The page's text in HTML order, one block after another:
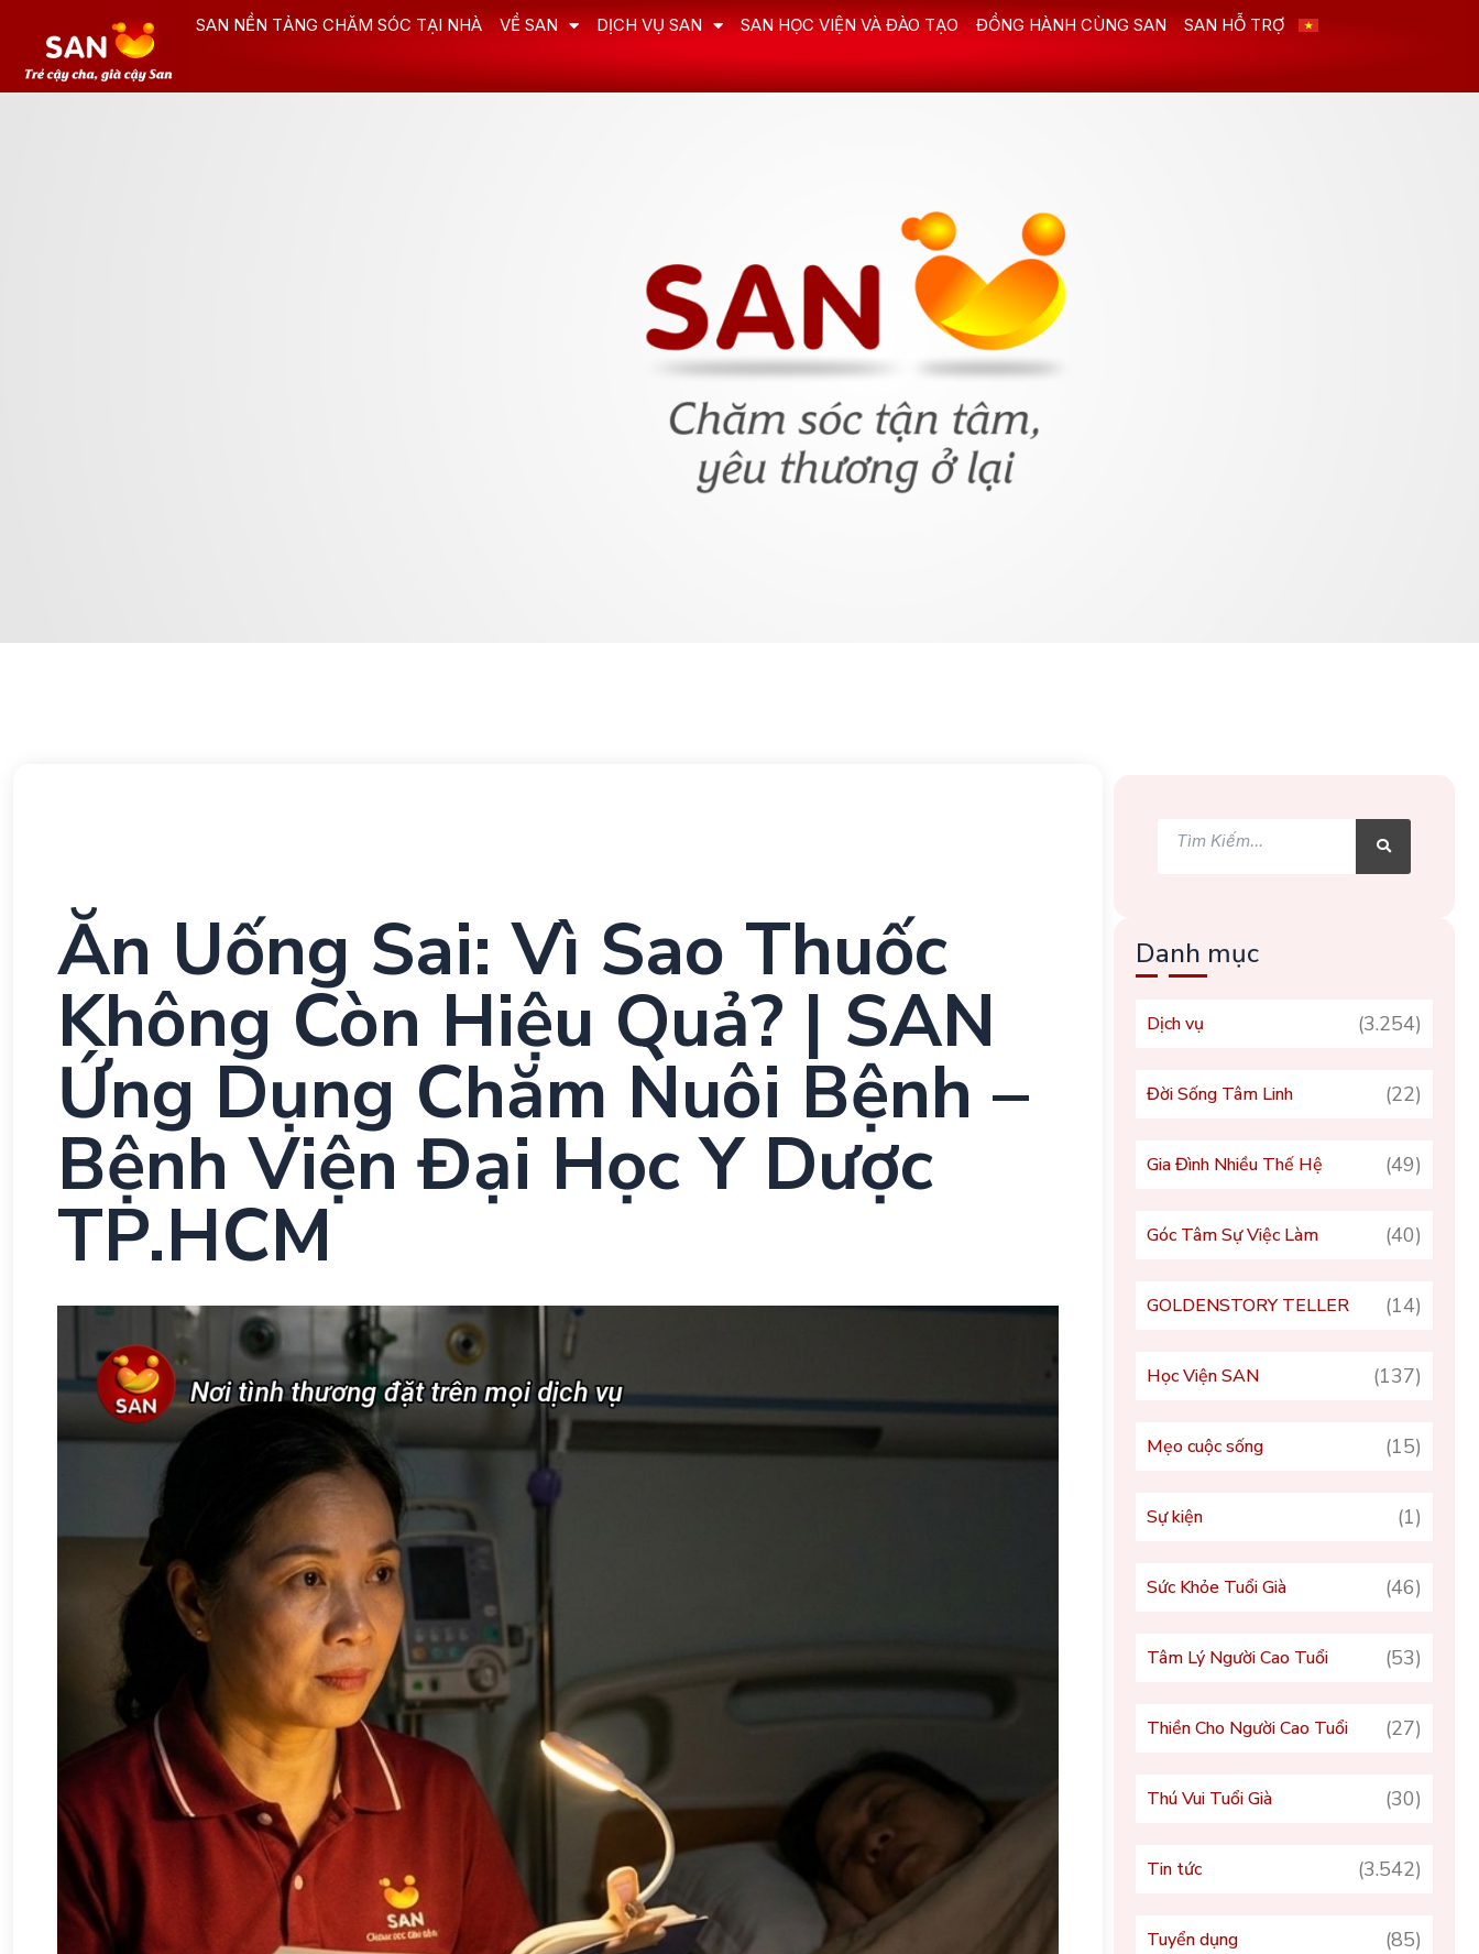
dung
SAN NỀN TẢNG CHĂM SÓC TẠI NHÀ VỀ SAN DỊCH VỤ SAN SAN HỌC VIỆN VÀ ĐÀO TẠO ĐỒNG HÀNH CÙNG SAN SAN HỖ TRỢ
Ăn Uống Sai: Vì Sao Thuốc
Không Còn Hiệu Quả? | SAN
Ứng Dụng Chăm Nuôi Bệnh –
Bệnh Viện Đại Học Y Dược
TP.HCM
kiếm
Tìm
Danh mục
Dịch vụ (3.254)
Đời Sống Tâm Linh (22)
Gia Đình Nhiều Thế Hệ (49)
Góc Tâm Sự Việc Làm (40)
GOLDENSTORY TELLER (14)
Học Viện SAN (137)
Mẹo cuộc sống (15)
Sự kiện (1)
Sức Khỏe Tuổi Già (46)
Tâm Lý Người Cao Tuổi (53)
Thiền Cho Người Cao Tuổi (27)
Thú Vui Tuổi Già (30)
Tin tức (3.542)
Tuyển dụng (85)